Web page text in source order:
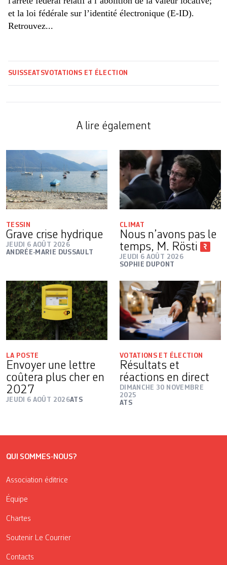
et la loi fédérale sur l’identité électronique (E-ID).
Retrouvez...
SUISSEATSVOTATIONS ET ÉLECTION
A lire également
TESSIN
Grave crise hydrique
JEUDI 6 AOÛT 2026
ANDRÉE-MARIE DUSSAULT
CLIMAT
Nous n’avons pas le
temps, M. Rösti
JEUDI 6 AOÛT 2026
SOPHIE DUPONT
LA POSTE
Envoyer une lettre
coûtera plus cher en
2027
JEUDI 6 AOÛT 2026ATS
VOTATIONS ET ÉLECTION
Résultats et
réactions en direct
DIMANCHE 30 NOVEMBRE
2025
ATS
QUI SOMMES-NOUS?
Association éditrice
Équipe
Chartes
Soutenir Le Courrier
Contacts